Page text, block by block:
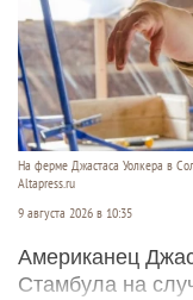
На ферме Джастаса Уолкера в
Altapress.ru
9 августа 2026 в 10:35
Американец
Стамбула на